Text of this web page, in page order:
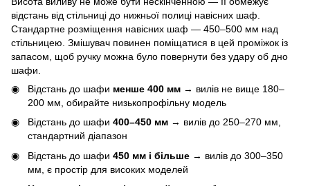
відстань від стільниці до нижньої полиці навісних шаф.
Стандартне розміщення навісних шаф — 450–500 мм над
стільницею. Змішувач повинен поміщатися в цей проміжок із
запасом, щоб ручку можна було повернути без удару об дно
шафи.
Відстань до шафи менше 400 мм → вилів не вище 180–
200 мм, обирайте низькопрофільну модель
Відстань до шафи 400–450 мм → вилів до 250–270 мм,
стандартний діапазон
Відстань до шафи 450 мм і більше → вилів до 300–350
мм, є простір для високих моделей